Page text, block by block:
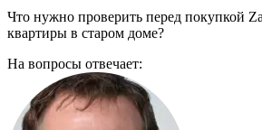
Что нужно проверить перед покупкой
квартиры в старом доме?
На вопросы отвечает: